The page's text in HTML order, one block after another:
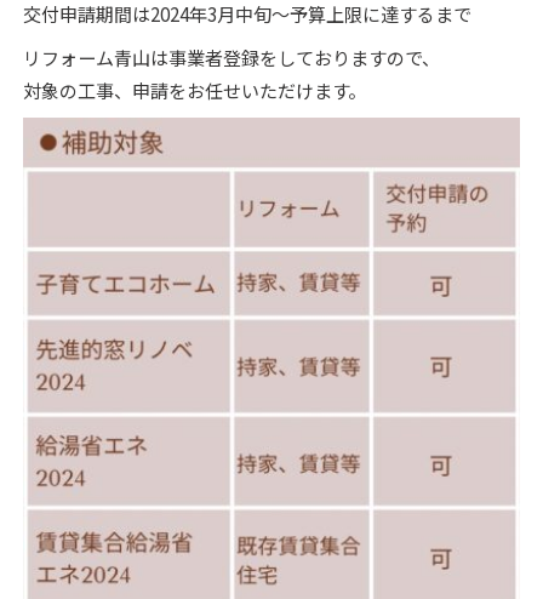
交付申請期間は2024年3月中旬～予算上限に達するまで
リフォーム青山は事業者登録をしておりますので、
対象の工事、申請をお任せいただけます。